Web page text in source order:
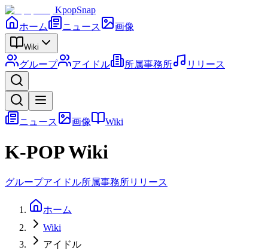
KpopSnap
ホーム
ニュース 画像
Wiki
グループ アイドル 所属事務所 リリース
ニュース 画像 Wiki
K-POP Wiki
グループアイドル所属事務所リリース
ホーム
Wiki
アイドル